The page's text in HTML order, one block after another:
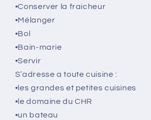
•Conserver la fraicheur
•Mélanger
•Bol
•Bain-marie
•Servir
S’adresse a toute cuisine :
•les grandes et petites cuisines
•le domaine du CHR
•un bateau